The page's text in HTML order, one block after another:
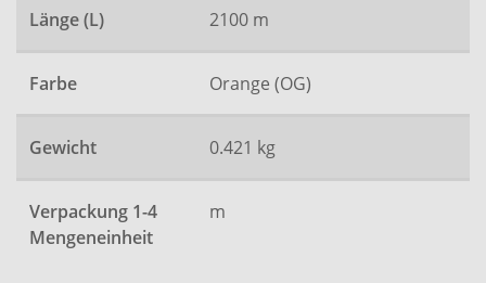
Länge (L) 2100 m
Farbe Orange (OG)
Gewicht 0.421 kg
Verpackung 1-4
Mengeneinheit
m